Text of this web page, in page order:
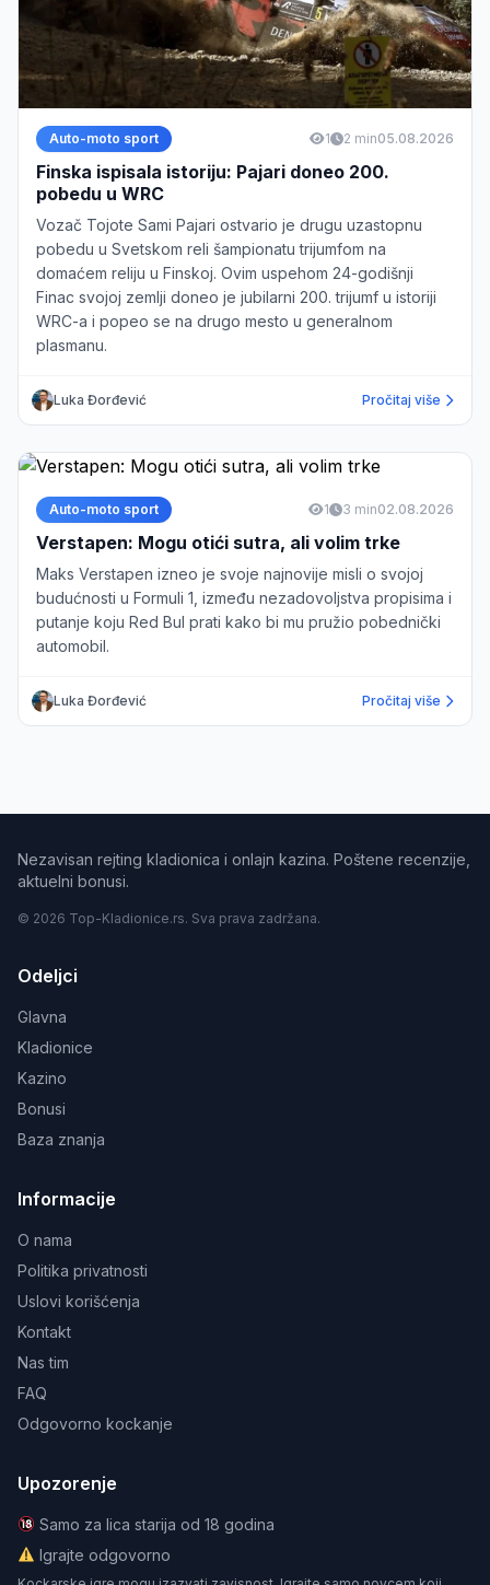
Auto-moto sport 1 2 min05.08.2026
Finska ispisala istoriju: Pajari doneo 200.
pobedu u WRC
Vozač Tojote Sami Pajari ostvario je drugu uzastopnu
pobedu u Svetskom reli šampionatu trijumfom na
domaćem reliju u Finskoj. Ovim uspehom 24-godišnji
Finac svojoj zemlji doneo je jubilarni 200. trijumf u istoriji
WRC-a i popeo se na drugo mesto u generalnom
plasmanu.
Luka Đorđević Pročitaj više
Auto-moto sport 1 3 min02.08.2026
Verstapen: Mogu otići sutra, ali volim trke
Maks Verstapen izneo je svoje najnovije misli o svojoj
budućnosti u Formuli 1, između nezadovoljstva propisima i
putanje koju Red Bul prati kako bi mu pružio pobednički
automobil.
Luka Đorđević Pročitaj više
Nezavisan rejting kladionica i onlajn kazina. Poštene recenzije,
aktuelni bonusi.
© 2026 Top-Kladionice.rs. Sva prava zadržana.
Odeljci
Glavna
Kladionice
Kazino
Bonusi
Baza znanja
Informacije
O nama
Politika privatnosti
Uslovi korišćenja
Kontakt
Nas tim
FAQ
Odgovorno kockanje
Upozorenje
Samo za lica starija od 18 godina
Igrajte odgovorno